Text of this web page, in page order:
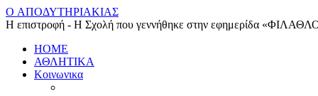
O ΑΠΟΔΥΤΗΡΙΑΚΙΑΣ
Η επιστροφή - Η Σχολή που γεννήθηκε στην εφημερίδα
HOME
ΑΘΛΗΤΙΚΑ
Κοινωνικα